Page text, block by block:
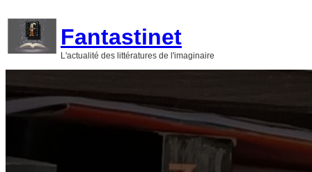
contenu
Fantastinet
L'actualité des littératures de l'imaginaire